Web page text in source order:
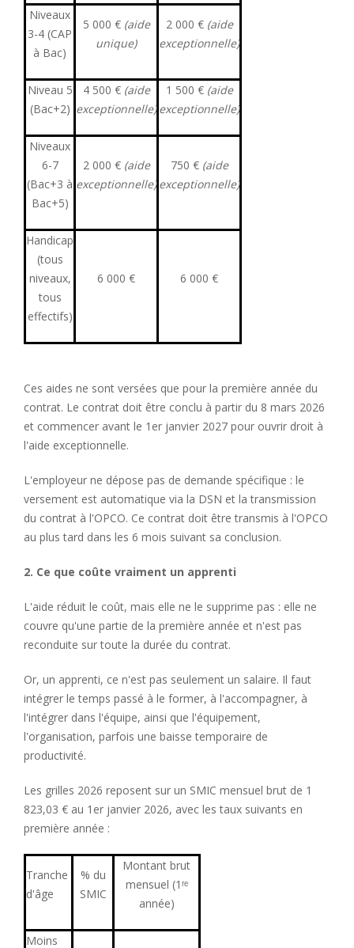
Niveaux
3-4 (CAP
à Bac)
5 000 € (aide
unique)
2 000 € (aide
exceptionnelle)
Niveau 5
(Bac+2)
4 500 € (aide
exceptionnelle)
1 500 € (aide
exceptionnelle)
Niveaux
6-7
(Bac+3 à
Bac+5)
2 000 € (aide
exceptionnelle)
750 € (aide
exceptionnelle)
Handicap
(tous
niveaux,
tous
effectifs)
6 000 € 6 000 €
Ces aides ne sont versées que pour la première année du
contrat. Le contrat doit être conclu à partir du 8 mars 2026
et commencer avant le 1er janvier 2027 pour ouvrir droit à
l'aide exceptionnelle.
L'employeur ne dépose pas de demande spécifique : le
versement est automatique via la DSN et la transmission
du contrat à l'OPCO. Ce contrat doit être transmis à l'OPCO
au plus tard dans les 6 mois suivant sa conclusion.
2. Ce que coûte vraiment un apprenti
L'aide réduit le coût, mais elle ne le supprime pas : elle ne
couvre qu'une partie de la première année et n'est pas
reconduite sur toute la durée du contrat.
Or, un apprenti, ce n'est pas seulement un salaire. Il faut
intégrer le temps passé à le former, à l'accompagner, à
l'intégrer dans l'équipe, ainsi que l'équipement,
l'organisation, parfois une baisse temporaire de
productivité.
Les grilles 2026 reposent sur un SMIC mensuel brut de 1
823,03 € au 1er janvier 2026, avec les taux suivants en
première année :
Tranche
d'âge
% du
SMIC
Montant brut
mensuel (1ʳᵉ
année)
Moins